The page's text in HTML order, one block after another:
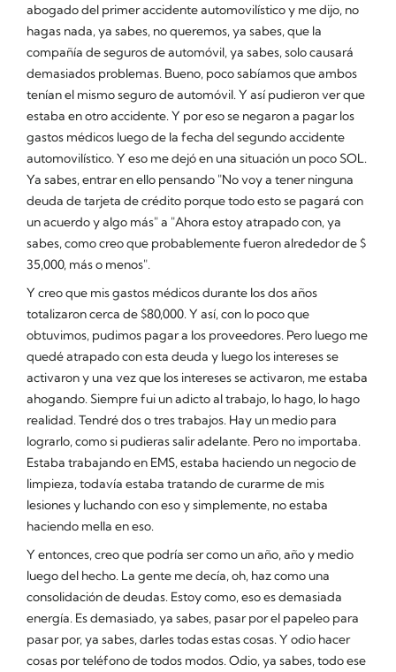
abogado del primer accidente automovilístico y me dijo, no
hagas nada, ya sabes, no queremos, ya sabes, que la
compañía de seguros de automóvil, ya sabes, solo causará
demasiados problemas. Bueno, poco sabíamos que ambos
tenían el mismo seguro de automóvil. Y así pudieron ver que
estaba en otro accidente. Y por eso se negaron a pagar los
gastos médicos luego de la fecha del segundo accidente
automovilístico. Y eso me dejó en una situación un poco SOL.
Ya sabes, entrar en ello pensando "No voy a tener ninguna
deuda de tarjeta de crédito porque todo esto se pagará con
un acuerdo y algo más" a "Ahora estoy atrapado con, ya
sabes, como creo que probablemente fueron alrededor de $
35,000, más o menos".
Y creo que mis gastos médicos durante los dos años
totalizaron cerca de $80,000. Y así, con lo poco que
obtuvimos, pudimos pagar a los proveedores. Pero luego me
quedé atrapado con esta deuda y luego los intereses se
activaron y una vez que los intereses se activaron, me estaba
ahogando. Siempre fui un adicto al trabajo, lo hago, lo hago
realidad. Tendré dos o tres trabajos. Hay un medio para
lograrlo, como si pudieras salir adelante. Pero no importaba.
Estaba trabajando en EMS, estaba haciendo un negocio de
limpieza, todavía estaba tratando de curarme de mis
lesiones y luchando con eso y simplemente, no estaba
haciendo mella en eso.
Y entonces, creo que podría ser como un año, año y medio
luego del hecho. La gente me decía, oh, haz como una
consolidación de deudas. Estoy como, eso es demasiada
energía. Es demasiado, ya sabes, pasar por el papeleo para
pasar por, ya sabes, darles todas estas cosas. Y odio hacer
cosas por teléfono de todos modos. Odio, ya sabes, todo ese